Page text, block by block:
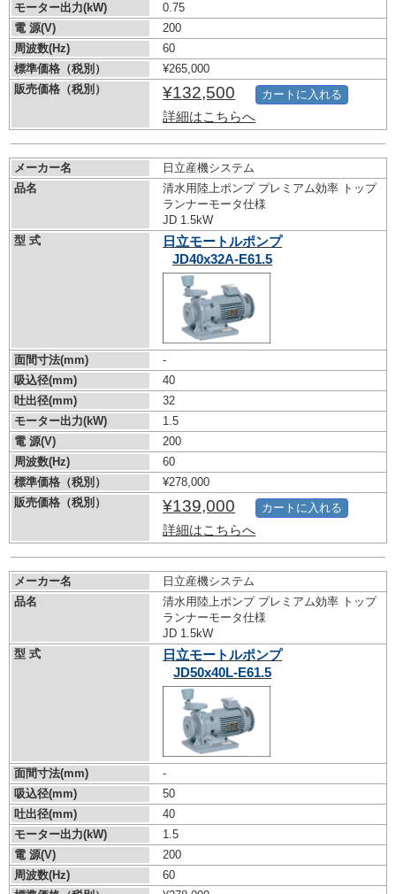
モーター出力(kW)
0.75
電 源(V)
200
周波数(Hz)
60
標準価格（税別）
¥265,000
販売価格（税別）
¥132,500
詳細はこちらへ
カートに入れる
メーカー名
日立産機システム
品名
清水用陸上ポンプ プレミアム効率 トップ
ランナーモータ仕様
JD 1.5kW
型 式
日立モートルポンプ
JD40x32A-E61.5
面間寸法(mm)
-
吸込径(mm)
40
吐出径(mm)
32
モーター出力(kW)
1.5
電 源(V)
200
周波数(Hz)
60
標準価格（税別）
¥278,000
販売価格（税別）
¥139,000
詳細はこちらへ
カートに入れる
メーカー名
日立産機システム
品名
清水用陸上ポンプ プレミアム効率 トップ
ランナーモータ仕様
JD 1.5kW
型 式
日立モートルポンプ
JD50x40L-E61.5
面間寸法(mm)
-
吸込径(mm)
50
吐出径(mm)
40
モーター出力(kW)
1.5
電 源(V)
200
周波数(Hz)
60